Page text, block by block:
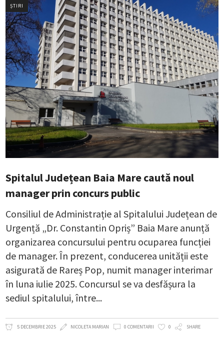
ȘTIRI
Spitalul Județean Baia Mare caută noul
manager prin concurs public
Consiliul de Administrație al Spitalului Județean de
Urgență „Dr. Constantin Opriș” Baia Mare anunță
organizarea concursului pentru ocuparea funcției
de manager. În prezent, conducerea unității este
asigurată de Rareș Pop, numit manager interimar
în luna iulie 2025. Concursul se va desfășura la
sediul spitalului, între
5 DECEMBRIE 2025 NICOLETA MARIAN 0 COMENTARII 0 SHARE